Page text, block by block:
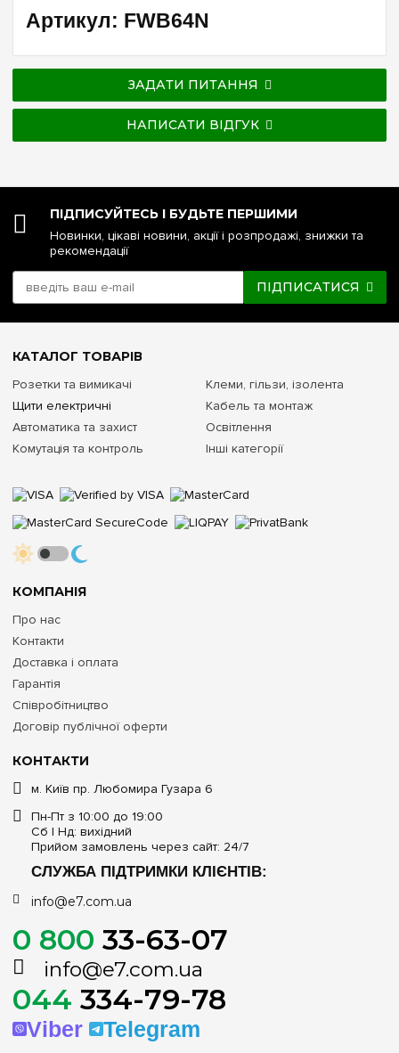
Артикул: FWB64N
ЗАДАТИ ПИТАННЯ
НАПИСАТИ ВІДГУК
ПІДПИСУЙТЕСЬ І БУДЬТЕ ПЕРШИМИ
Новинки, цікаві новини, акції і розпродажі, знижки та
рекомендації
ПІДПИСАТИСЯ
КОНТАКТИ
м. Київ пр. Любомира Гузара 6
Пн-Пт з 10:00 до 19:00
Сб | Нд: вихідний
Прийом замовлень через сайт: 24/7
СЛУЖБА ПІДТРИМКИ КЛІЄНТІВ:
info@e7.com.ua
0 800 33-63-07
info@e7.com.ua
044 334-79-78
Viber Telegram
КОМПАНІЯ
Про нас
Контакти
Доставка і оплата
Гарантія
Співробітництво
Договір публічної оферти
КАТАЛОГ ТОВАРІВ
Розетки та вимикачі
Щити електричні
Автоматика та захист
Комутація та контроль
Клеми, гільзи, ізолента
Кабель та монтаж
Освітлення
Інші категорії